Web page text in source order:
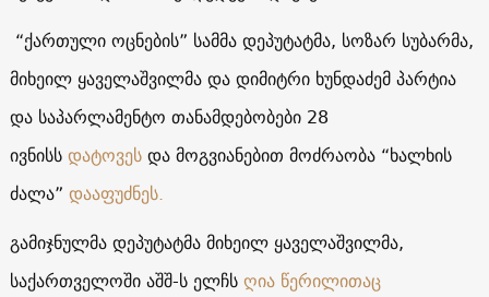
“ქართული ოცნების” სამმა დეპუტატმა, სოზარ სუბარმა,
მიხეილ ყაველაშვილმა და დიმიტრი ხუნდაძემ პარტია
და საპარლამენტო თანამდებობები 28
ივნისსდატოვესდა მოგვიანებით მოძრაობა “ხალხის
ძალა” დააფუძნეს.
გამიჯნულმა დეპუტატმა მიხეილ ყაველაშვილმა,
საქართველოში აშშ-ს ელჩსღია წერილითაც